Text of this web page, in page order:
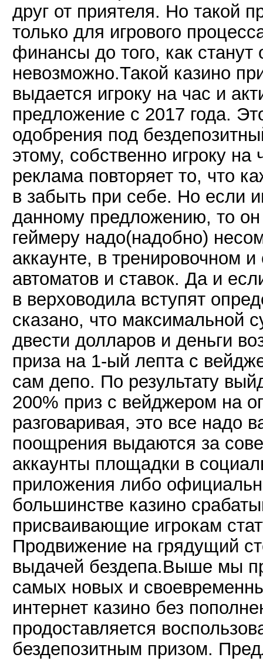
друг от приятеля. Но такой
только для игрового
финансы до того, как станут
невозможно.Такой казино
выдается игроку на час и
предложение с 2017 года.
одобрения под
этому, собственно игроку
реклама повторяет то, что
в забыть при себе. Но если
данному предложению, то
геймеру надо(надобно)
аккаунте, в тренировочном
автоматов и ставок. Да и
в верховодила вступят
сказано, что
двести долларов и деньги
приза на 1-ый лепта с
сам депо. По результату
200% приз с вейджером на
разговаривая, это все надо
поощрения выдаются за
аккаунты площадки в
приложения либо
большинстве казино
присваивающие игрокам
Продвижение на грядущий
выдачей бездепа.Выше мы
самых новых и
интернет казино без
продоставляется
бездепозитным призом.